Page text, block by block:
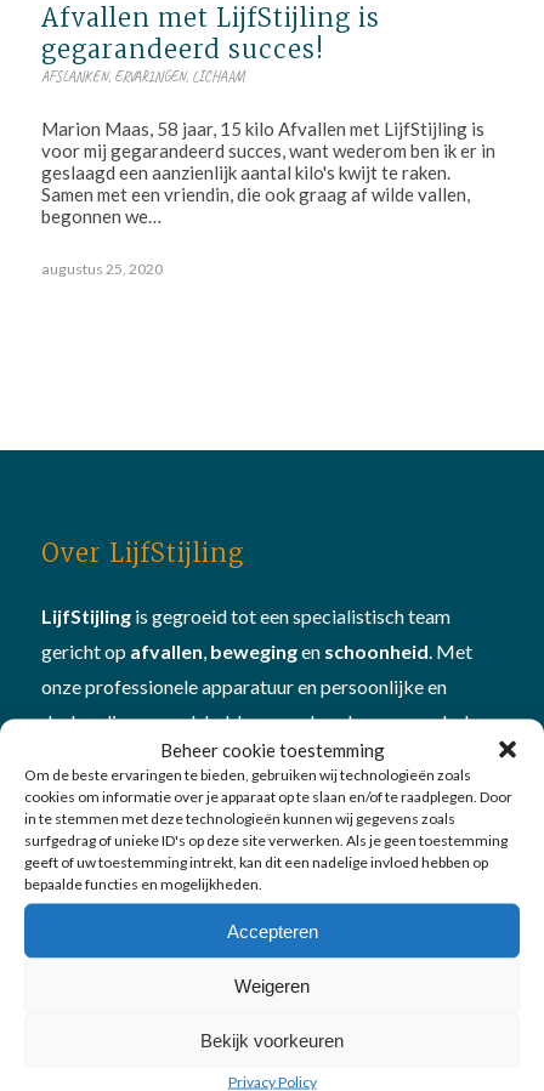
Beheer cookie toestemming
Om de beste ervaringen te bieden, gebruiken wij technologieën zoals
cookies om informatie over je apparaat op te slaan en/of te raadplegen. Door
in te stemmen met deze technologieën kunnen wij gegevens zoals
surfgedrag of unieke ID's op deze site verwerken. Als je geen toestemming
geeft of uw toestemming intrekt, kan dit een nadelige invloed hebben op
bepaalde functies en mogelijkheden.
Accepteren
Weigeren
Bekijk voorkeuren
Privacy Policy
Afvallen met LijfStijling is
gegarandeerd succes!
AFSLANKEN, ERVARINGEN, LICHAAM
Marion Maas, 58 jaar, 15 kilo Afvallen met LijfStijling is
voor mij gegarandeerd succes, want wederom ben ik er in
geslaagd een aanzienlijk aantal kilo's kwijt te raken.
Samen met een vriendin, die ook graag af wilde vallen,
begonnen we…
augustus 25, 2020
Over LijfStijling
LijfStijlingis gegroeid tot een specialistisch team
gericht op afvallen bewegingen schoonheid . Met
onze professionele apparatuur en persoonlijke en
deskundige aanpak hebben we al veel mensen geholpen
om beter in hun vel te komen én te blijven. Plan
eenvitamine- en mineralencheckbij ons om te kijken
hoe je inbalansbent